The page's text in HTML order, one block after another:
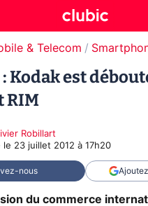
& Telecom
Kodak est
RIM
Robillart
le 23 juillet 2012 à 17h20
nous
du commerce